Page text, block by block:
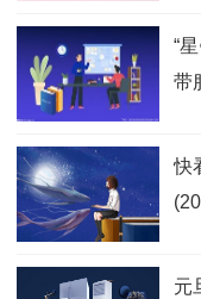
“
带
快
元